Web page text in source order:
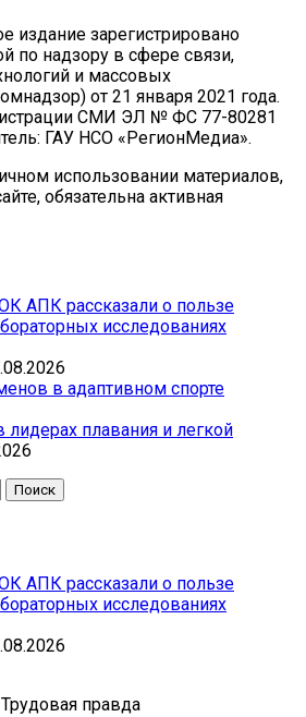
издание зарегистрировано
по надзору в сфере связи,
и массовых
от 21 января 2021 года.
СМИ ЭЛ № ФС 77-80281
ГАУ НСО «РегионМедиа».
использовании материалов,
обязательна активная
АПК рассказали о пользе
исследованиях
в адаптивном спорте
плавания и легкой
АПК рассказали о пользе
исследованиях
Трудовая правда